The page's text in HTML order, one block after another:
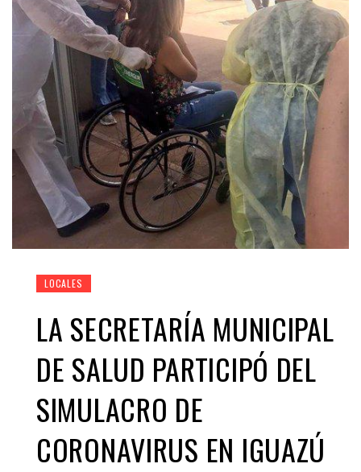
LOCALES
LA SECRETARÍA MUNICIPAL
DE SALUD PARTICIPÓ DEL
SIMULACRO DE
CORONAVIRUS EN IGUAZÚ